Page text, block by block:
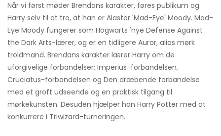
Når vi først møder Brendans karakter, føres publikum og
Harry selv til at tro, at han er Alastor 'Mad-Eye' Moody. Mad-
Eye Moody fungerer som Hogwarts 'nye Defense Against
the Dark Arts-lærer, og er en tidligere Auror, alias mørk
troldmand. Brendans karakter lærer Harry om de
uforgivelige forbandelser: Imperius-forbandelsen,
Cruciatus-forbandelsen og Den dræbende forbandelse
med et groft udseende og en praktisk tilgang til
mørkekunsten. Desuden hjælper han Harry Potter med at
konkurrere i Triwizard-turneringen.